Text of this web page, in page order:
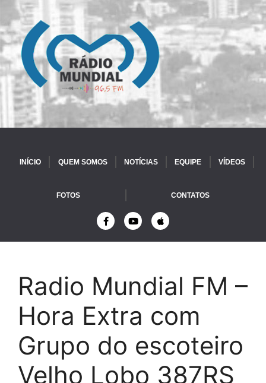
INÍCIO QUEM SOMOS NOTÍCIAS EQUIPE VÍDEOS
FOTOS CONTATOS
Radio Mundial FM –
Hora Extra com
Grupo do escoteiro
Velho Lobo 387RS